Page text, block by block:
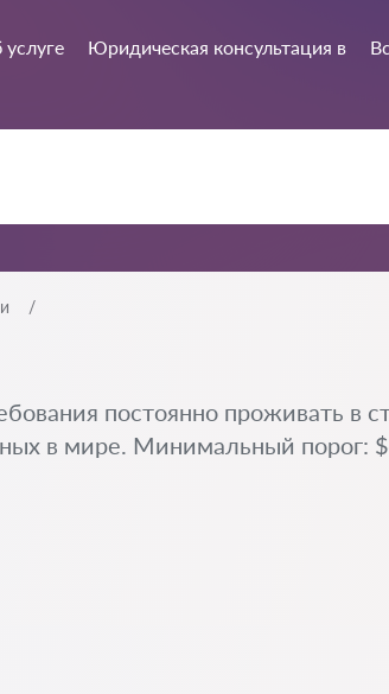
Юридическая консультация в
постоянно проживать в
в мире. Минимальный порог: